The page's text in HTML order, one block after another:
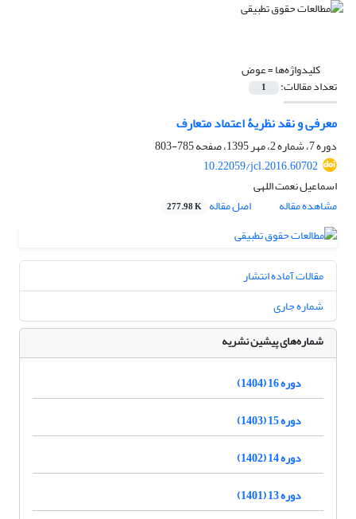
کلیدواژه‌ها =عوض
تعداد مقالات: 1
معرفی و نقد نظریۀ اعتماد متعارف
دوره 7، شماره 2، مهر 1395، صفحه
785-803
10.22059/jcl.2016.60702
اسماعیل نعمت اللهی
مشاهده مقاله
اصل مقاله 277.98 K
مقالات آماده انتشار
شماره جاری
شماره‌های پیشین نشریه
دوره 16 (1404)
دوره 15 (1403)
دوره 14 (1402)
دوره 13 (1401)